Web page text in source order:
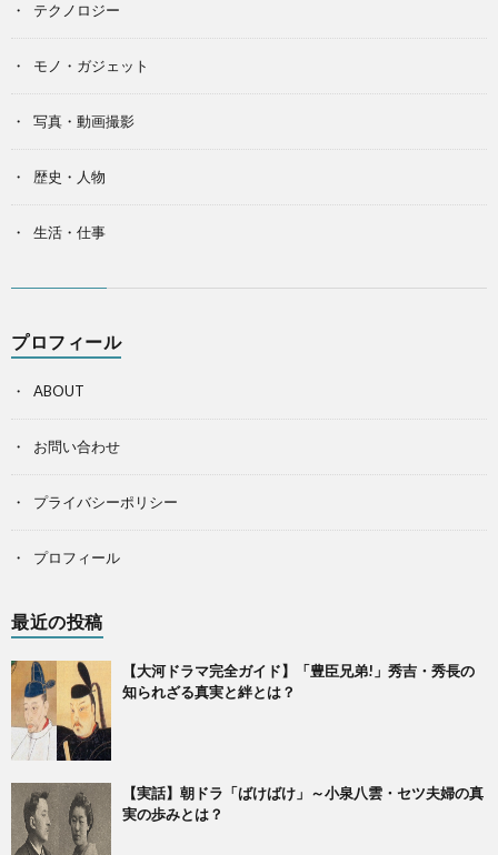
テクノロジー
モノ・ガジェット
写真・動画撮影
歴史・人物
生活・仕事
プロフィール
ABOUT
お問い合わせ
プライバシーポリシー
プロフィール
最近の投稿
【大河ドラマ完全ガイド】「豊臣兄弟!」秀吉・秀長の
知られざる真実と絆とは？
【実話】朝ドラ「ばけばけ」～小泉八雲・セツ夫婦の真
実の歩みとは？